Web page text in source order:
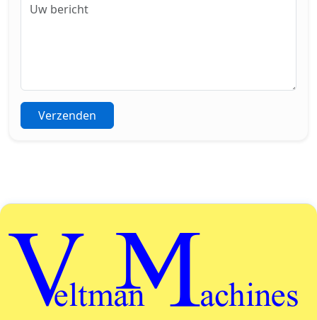
Verzenden
Veltman Machines